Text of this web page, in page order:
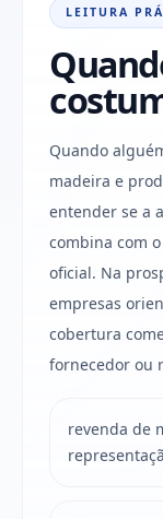
LEITURA
Quando
madeira e
entender se a
combina com
oficial. Na
empresas
cobertura
fornecedor ou
revenda de